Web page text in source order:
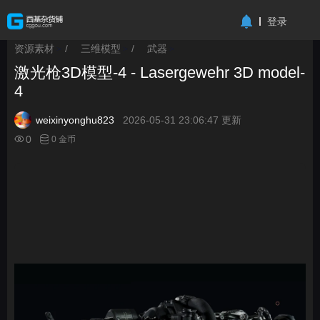
登录
资源素材 / 三维模型 / 武器
激光枪3D模型-4 - Lasergewehr 3D model-
4
weixinyonghu823
2026-05-31 23:06:47 更新
0
0 金币